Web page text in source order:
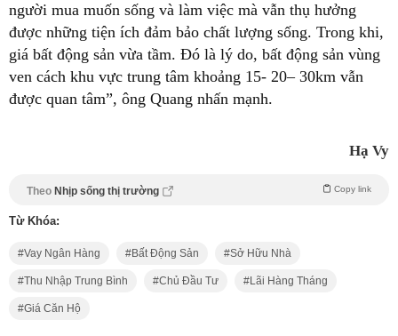
người mua muốn sống và làm việc mà vẫn thụ hưởng
được những tiện ích đảm bảo chất lượng sống. Trong khi,
giá bất động sản vừa tầm. Đó là lý do, bất động sản vùng
ven cách khu vực trung tâm khoảng 15- 20– 30km vẫn
được quan tâm”, ông Quang nhấn mạnh.
Hạ Vy
Theo Nhịp sống thị trường Copy link
Từ Khóa:
Vay Ngân Hàng Bất Động Sản Sở Hữu Nhà
Thu Nhập Trung Bình Chủ Đầu Tư Lãi Hàng Tháng
Giá Căn Hộ